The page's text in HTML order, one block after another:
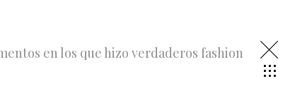
en los que hizo verdaderos fashion